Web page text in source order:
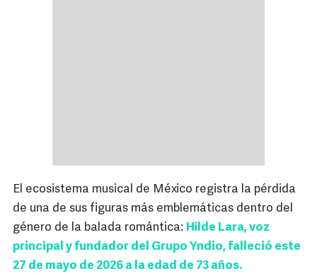
El ecosistema musical de México registra la pérdida
de una de sus figuras más emblemáticas dentro del
género de la balada romántica: Hilde Lara, voz
principal y fundador del Grupo Yndio, falleció este
27 de mayo de 2026 a la edad de 73 años.